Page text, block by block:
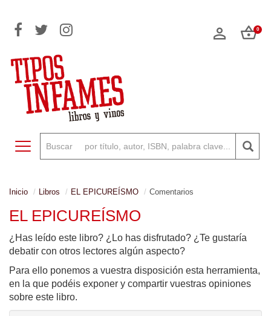
0
Toggle navigation
Inicio Libros EL EPICUREÍSMO Comentarios
EL EPICUREÍSMO
¿Has leído este libro? ¿Lo has disfrutado? ¿Te gustaría
debatir con otros lectores algún aspecto?
Para ello ponemos a vuestra disposición esta herramienta,
en la que podéis exponer y compartir vuestras opiniones
sobre este libro.